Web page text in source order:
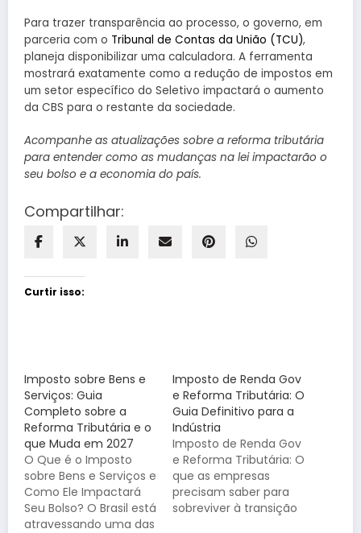
Para trazer transparência ao processo, o governo, em
parceria com o Tribunal de Contas da União (TCU),
planeja disponibilizar uma calculadora. A ferramenta
mostrará exatamente como a redução de impostos em
um setor específico do Seletivo impactará o aumento
da CBS para o restante da sociedade.
Acompanhe as atualizações sobre a reforma tributária
para entender como as mudanças na lei impactarão o
seu bolso e a economia do país.
Compartilhar:
Curtir isso:
Imposto sobre Bens e
Serviços: Guia
Completo sobre a
Reforma Tributária e o
que Muda em 2027
O Que é o Imposto
sobre Bens e Serviços e
Como Ele Impactará
Seu Bolso? O Brasil está
atravessando uma das
Imposto de Renda Gov
e Reforma Tributária: O
Guia Definitivo para a
Indústria
Imposto de Renda Gov
e Reforma Tributária: O
que as empresas
precisam saber para
sobreviver à transição